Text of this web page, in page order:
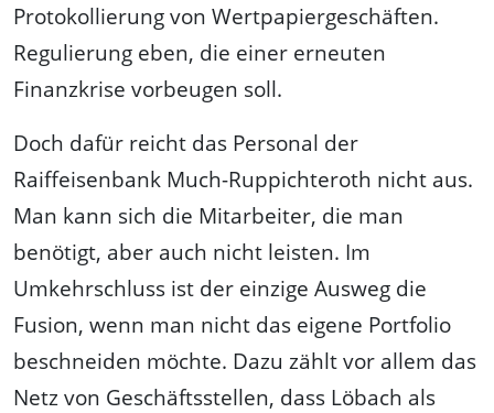
Protokollierung von Wertpapiergeschäften.
Regulierung eben, die einer erneuten
Finanzkrise vorbeugen soll.
Doch dafür reicht das Personal der
Raiffeisenbank Much-Ruppichteroth nicht aus.
Man kann sich die Mitarbeiter, die man
benötigt, aber auch nicht leisten. Im
Umkehrschluss ist der einzige Ausweg die
Fusion, wenn man nicht das eigene Portfolio
beschneiden möchte. Dazu zählt vor allem das
Netz von Geschäftsstellen, dass Löbach als